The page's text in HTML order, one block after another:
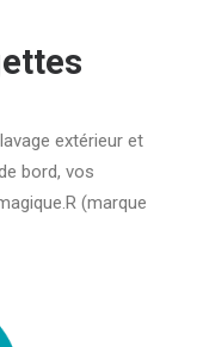
extérieur et
bord, vos
(marque